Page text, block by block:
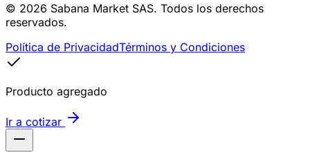
© 2026 Sabana Market SAS. Todos los derechos
reservados.
Política de PrivacidadTérminos y Condiciones
Producto agregado
Ir a cotizar